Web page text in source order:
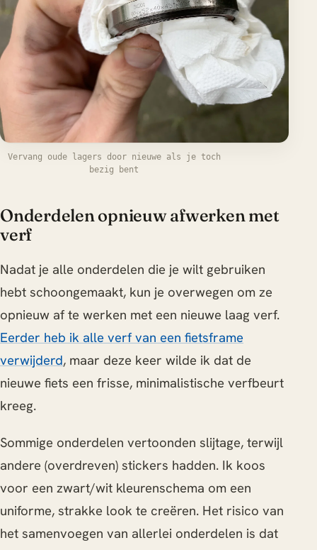
Vervang oude lagers door nieuwe als je toch
bezig bent
Onderdelen opnieuw afwerken met
verf
Nadat je alle onderdelen die je wilt gebruiken
hebt schoongemaakt, kun je overwegen om ze
opnieuw af te werken met een nieuwe laag verf.
Eerder heb ik alle verf van een fietsframe
verwijderd, maar deze keer wilde ik dat de
nieuwe fiets een frisse, minimalistische verfbeurt
kreeg.
Sommige onderdelen vertoonden slijtage, terwijl
andere (overdreven) stickers hadden. Ik koos
voor een zwart/wit kleurenschema om een
uniforme, strakke look te creëren. Het risico van
het samenvoegen van allerlei onderdelen is dat